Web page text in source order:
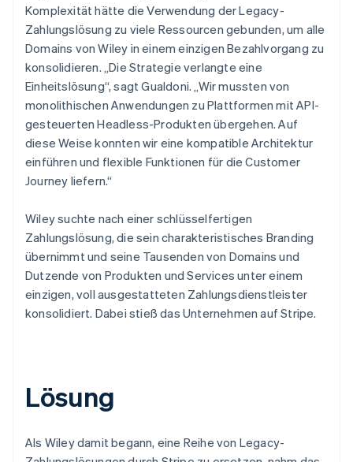
Komplexität hätte die Verwendung der Legacy-
Zahlungslösung zu viele Ressourcen gebunden, um alle
Domains von Wiley in einem einzigen Bezahlvorgang zu
konsolidieren. „Die Strategie verlangte eine
Einheitslösung“, sagt Gualdoni. „Wir mussten von
monolithischen Anwendungen zu Plattformen mit API-
gesteuerten Headless-Produkten übergehen. Auf
diese Weise konnten wir eine kompatible Architektur
einführen und flexible Funktionen für die Customer
Journey liefern.“
Wiley suchte nach einer schlüsselfertigen
Zahlungslösung, die sein charakteristisches Branding
übernimmt und seine Tausenden von Domains und
Dutzende von Produkten und Services unter einem
einzigen, voll ausgestatteten Zahlungsdienstleister
konsolidiert. Dabei stieß das Unternehmen auf Stripe.
Lösung
Als Wiley damit begann, eine Reihe von Legacy-